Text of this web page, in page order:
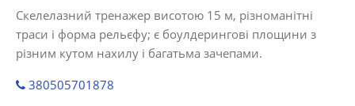
Скелелазний тренажер висотою 15 м, різноманітні
траси і форма рельєфу; є боулдерингові площини з
різним кутом нахилу і багатьма зачепами.
380505701878